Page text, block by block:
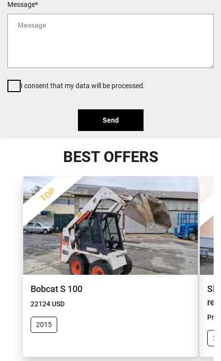
Message*
I consent that my data will be processed.
Send
BEST OFFERS
TOP
Bobcat S 100
22124 USD
2015